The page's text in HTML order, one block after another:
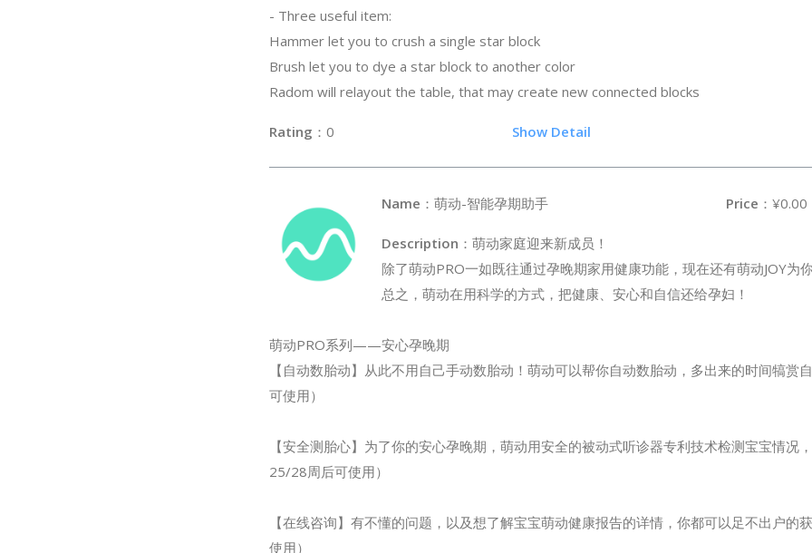
- Three useful item:
Hammer let you to crush a single star block
Brush let you to dye a star block to another color
Radom will relayout the table, that may create new connected blocks
Rating ：0 Show Detail
Name ：萌动-智能孕期助手 Price ：¥0.00
Description ：萌动家庭迎来新成员！
除了萌动PRO一如既往通过孕晚期家用健康功能，现在还有萌动JOY为
总之，萌动在用科学的方式，把健康、安心和自信还给孕妇！
萌动PRO系列——安心孕晚期
【自动数胎动】从此不用自己手动数胎动！萌动可以帮你自动数胎动，多出来的时间犒赏
可使用）
【安全测胎心】为了你的安心孕晚期，萌动用安全的被动式听诊器专利技术检测宝宝情况
25/28周后可使用）
【在线咨询】有不懂的问题，以及想了解宝宝萌动健康报告的详情，你都可以足不出户的
使用）